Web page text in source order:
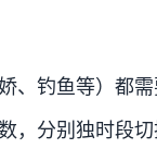
、钓鱼等）都需
，分别独时段切